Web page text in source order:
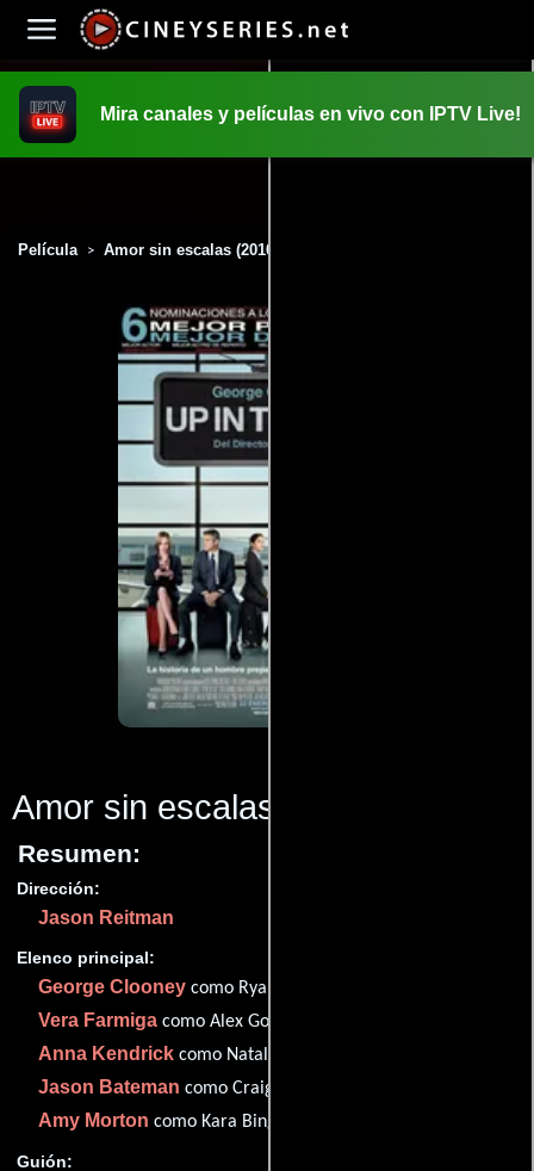
Mira canales y películas en vivo con IPTV Live!
Película > Amor sin escalas (2010)
Amor sin escalas
Resumen:
Dirección:
Jason Reitman
Elenco principal:
George Clooney como Ryan Bingham
Vera Farmiga como Alex Goran
Anna Kendrick como Natalie Keener
Jason Bateman como Craig Gregory
Amy Morton como Kara Bingham
Guión: